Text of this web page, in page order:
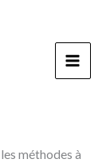
méthodes à